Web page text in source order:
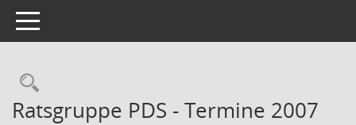
Toggle navigation
Rechercheauswahl
Ratsgruppe PDS - Termine 2007